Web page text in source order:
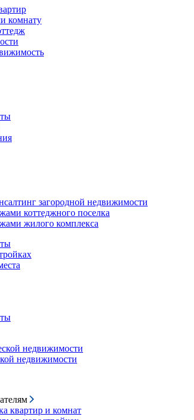
комнату
загородной недвижимости
коттеджного поселка
жилого комплекса
недвижимости
недвижимости
квартир и комнат